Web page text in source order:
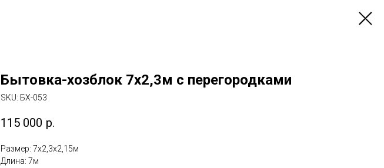
Бытовка-хозблок 7х2,3м с перегородками
SKU: БХ-053
115 000 р.
Размер: 7х2,3х2,15м
Длина: 7м